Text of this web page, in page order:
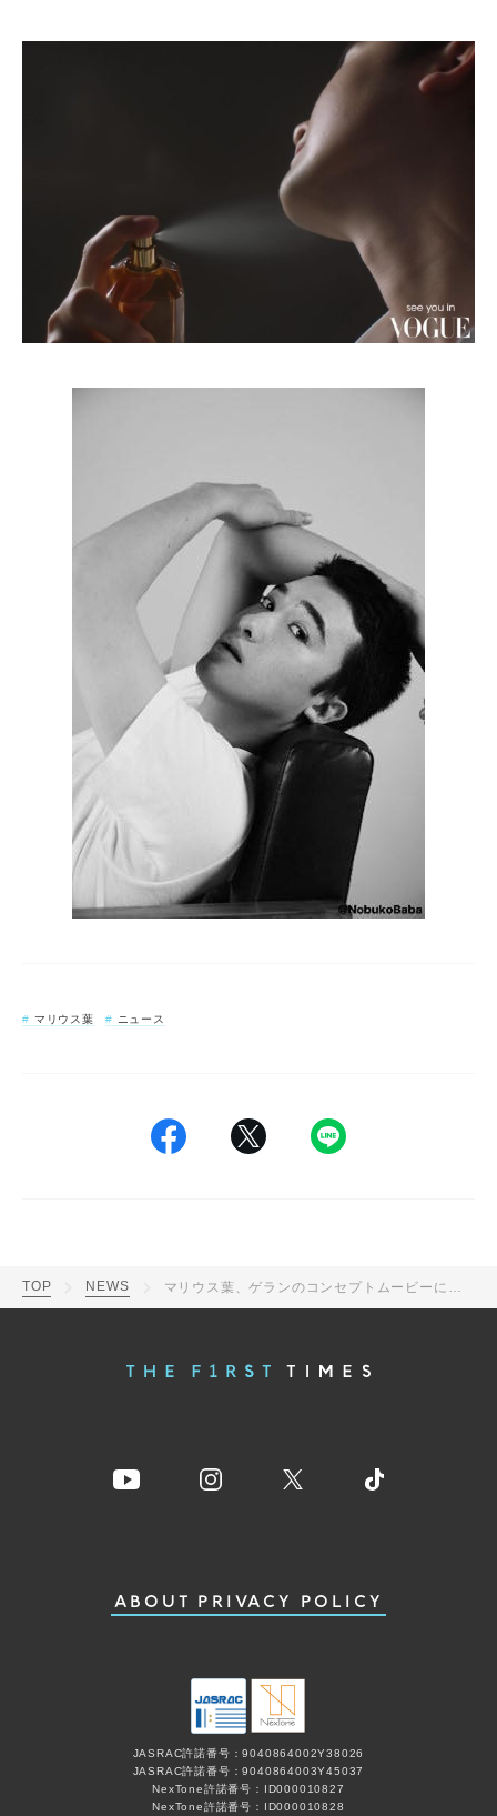
マリウス葉 ニュース
TOP NEWS
ABOUT PRIVACY POLICY
JASRAC許諾番号：9040864002Y38026
JASRAC許諾番号：9040864003Y45037
NexTone許諾番号：ID000010827
NexTone許諾番号：ID000010828